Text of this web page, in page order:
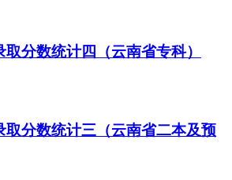
分数统计四（云南省专科）
取分数统计三（云南省二本及预